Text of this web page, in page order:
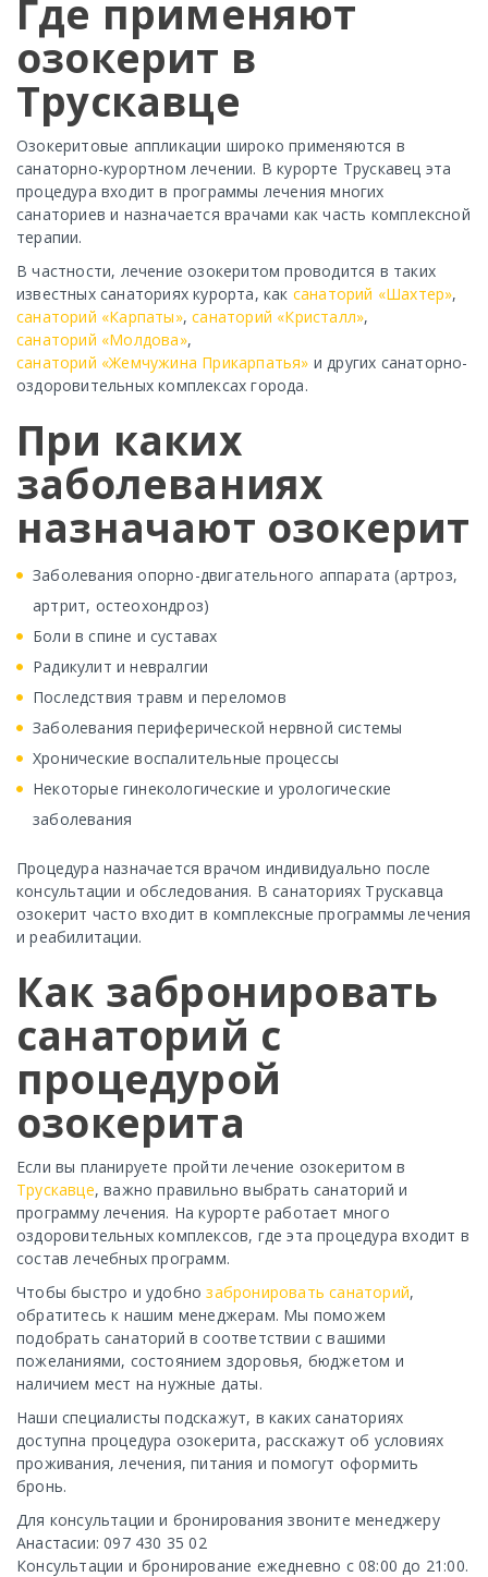
Где применяют
озокерит в
Трускавце
Озокеритовые аппликации широко применяются в
санаторно-курортном лечении. В курорте Трускавец эта
процедура входит в программы лечения многих
санаториев и назначается врачами как часть комплексной
терапии.
В частности, лечение озокеритом проводится в таких
известных санаториях курорта, как санаторий «Шахтер»,
санаторий «Карпаты»,санаторий «Кристалл»,
санаторий «Молдова»,
санаторий «Жемчужина Прикарпатья» и других санаторно-
оздоровительных комплексах города.
При каких
заболеваниях
назначают озокерит
Заболевания опорно-двигательного аппарата (артроз,
артрит, остеохондроз)
Боли в спине и суставах
Радикулит и невралгии
Последствия травм и переломов
Заболевания периферической нервной системы
Хронические воспалительные процессы
Некоторые гинекологические и урологические
заболевания
Процедура назначается врачом индивидуально после
консультации и обследования. В санаториях Трускавца
озокерит часто входит в комплексные программы лечения
и реабилитации.
Как забронировать
санаторий с
процедурой
озокерита
Если вы планируете пройти лечение озокеритом в
Трускавце, важно правильно выбрать санаторий и
программу лечения. На курорте работает много
оздоровительных комплексов, где эта процедура входит в
состав лечебных программ.
Чтобы быстро и удобнозабронировать санаторий,
обратитесь к нашим менеджерам. Мы поможем
подобрать санаторий в соответствии с вашими
пожеланиями, состоянием здоровья, бюджетом и
наличием мест на нужные даты.
Наши специалисты подскажут, в каких санаториях
доступна процедура озокерита, расскажут об условиях
проживания, лечения, питания и помогут оформить
бронь.
Для консультации и бронированиязвоните менеджеру
Анастасии: 097 430 35 02
Консультации и бронирование ежедневно с 08:00 до 21:00.